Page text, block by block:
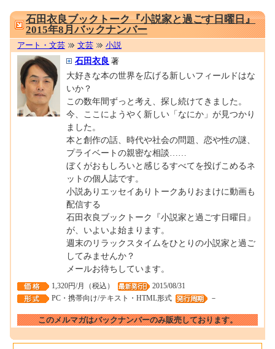
石田衣良ブックトーク『小説家と過ごす日曜日』
2015年8月バックナンバー
アート・文芸 文芸 小説
石田衣良 著
大好きな本の世界を広げる新しいフィールドはな
いか？
この数年間ずっと考え、探し続けてきました。
今、ここにようやく新しい「なにか」が見つかり
ました。
本と創作の話、時代や社会の問題、恋や性の謎、
プライベートの親密な相談……
ぼくがおもしろいと感じるすべてを投げこめるネ
ットの個人誌です。
小説ありエッセイありトークありおまけに動画も
配信する
石田衣良ブックトーク『小説家と過ごす日曜日』
が、いよいよ始まります。
週末のリラックスタイムをひとりの小説家と過ご
してみませんか？
メールお待ちしています。
1,320円/月（税込）
2015/08/31
PC・携帯向け/テキスト・HTML形式
－
このメルマガはバックナンバーのみ販売しております。